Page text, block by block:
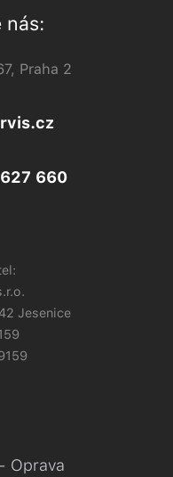
nás:
Praha 2
660
Jesenice
Oprava